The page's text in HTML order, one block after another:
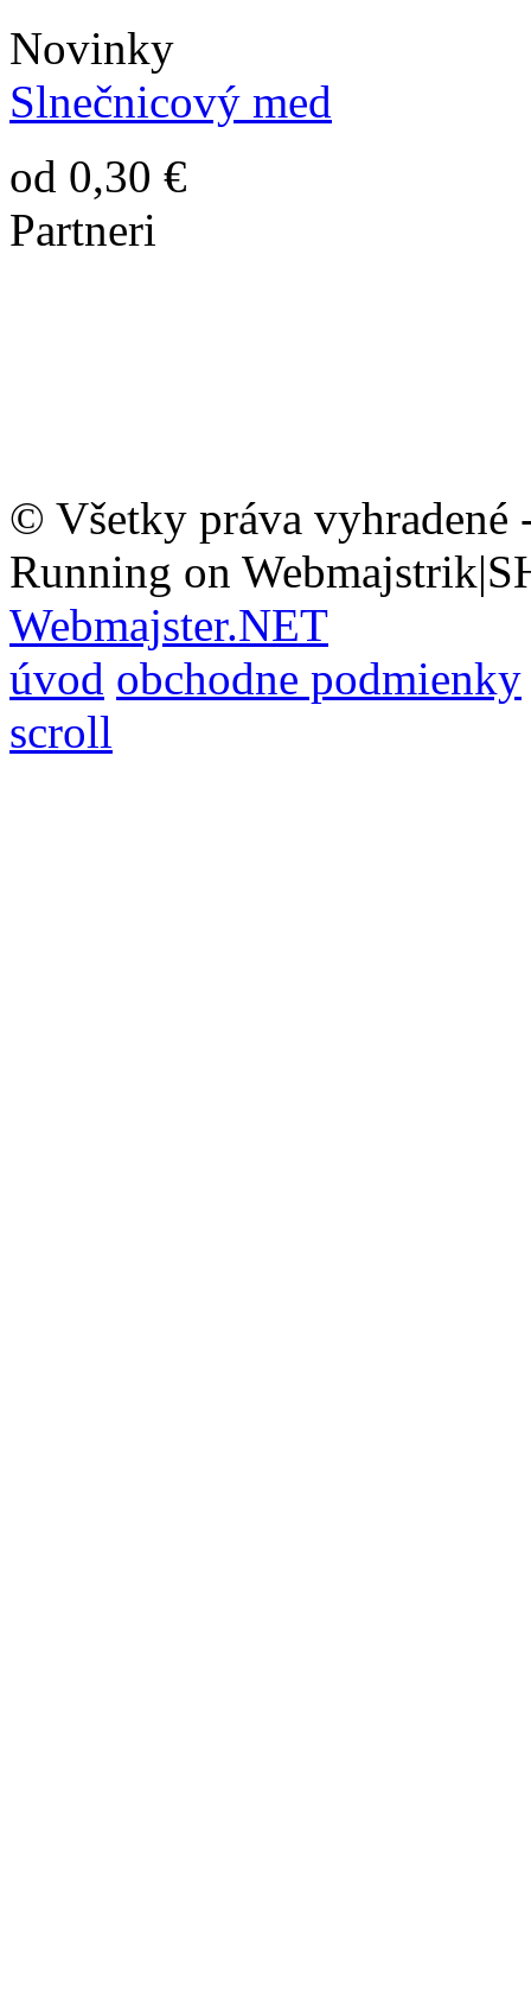
Novinky
Slnečnicový med
od 0,30 €
Partneri
© Všetky práva vyhradené
Running on
Webmajster.NET
úvod obchodne podmienky
scroll